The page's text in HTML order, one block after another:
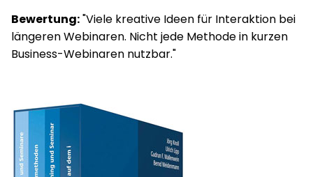
Bewertung:"Viele kreative Ideen für Interaktion bei
längeren Webinaren. Nicht jede Methode in kurzen
Business-Webinaren nutzbar."